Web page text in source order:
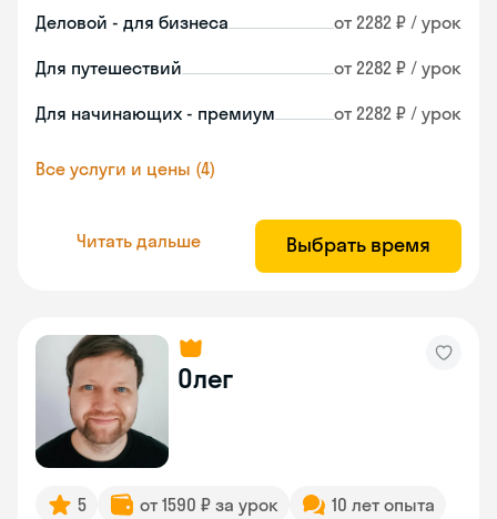
Деловой - для бизнеса от 2282 ₽ / урок
Для путешествий от 2282 ₽ / урок
Для начинающих - премиум от 2282 ₽ / урок
Все услуги и цены (4)
Читать дальше Выбрать время
Олег
5 от 1590 ₽ за урок
10 лет опыта